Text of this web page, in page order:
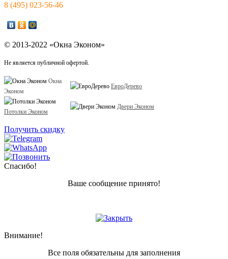
8 (495) 023-56-46
© 2013-2022 «Окна Эконом»
Не является публичной офертой.
Окна
Эконом
ЕвроДерево
Потолки Эконом
Двери Эконом
Получить скидку
Спасибо!
Ваше сообщение принято!
Внимание!
Все поля обязательны для заполнения